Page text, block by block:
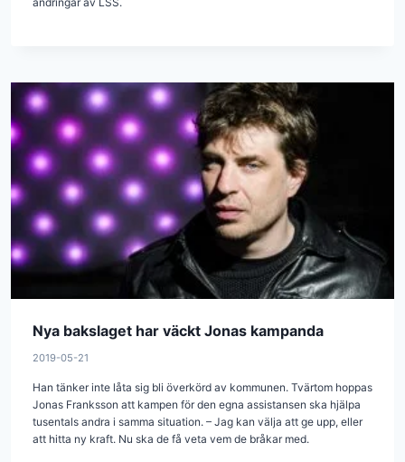
Nya bakslaget har väckt Jonas kampanda
2019-05-21
Han tänker inte låta sig bli överkörd av kommunen. Tvärtom hoppas
Jonas Franksson att kampen för den egna assistansen ska hjälpa
tusentals andra i samma situation. – Jag kan välja att ge upp, eller
att hitta ny kraft. Nu ska de få veta vem de bråkar med.